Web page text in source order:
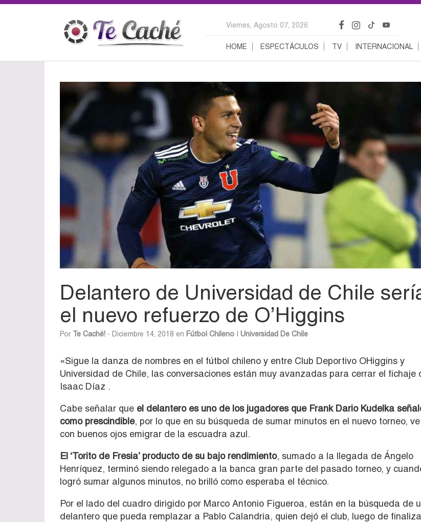
Viernes, Agosto 07, 2026
HOME ESPECTÁCULOS TV INTERNACIONAL
Delantero de Universidad de Chile
el nuevo refuerzo de O’Higgins
Por Te Caché! - Diciembre 14, 2018 en Fútbol Chileno Universidad De Chile
«Sigue la danza de nombres en el fútbol chileno y entre Club Deportivo OHiggins y
Universidad de Chile, las conversaciones están muy avanzadas para cerrar el fichaje
Isaac Díaz .
Cabe señalar que el delantero es uno de los jugadores que Frank Dario Kudelka
como prescindible, por lo que en su búsqueda de sumar minutos en el nuevo torneo, ve
con buenos ojos emigrar de la escuadra azul.
El ‘Torito de Fresia’ producto de su bajo rendimiento, sumado a la llegada de Ángelo
Henríquez, terminó siendo relegado a la banca gran parte del pasado torneo, y
logró sumar algunos minutos, no brilló como esperaba el técnico.
Por el lado del cuadro dirigido por Marco Antonio Figueroa, están en la búsqueda de
delantero que pueda remplazar a Pablo Calandria, quien dejó el club, luego de